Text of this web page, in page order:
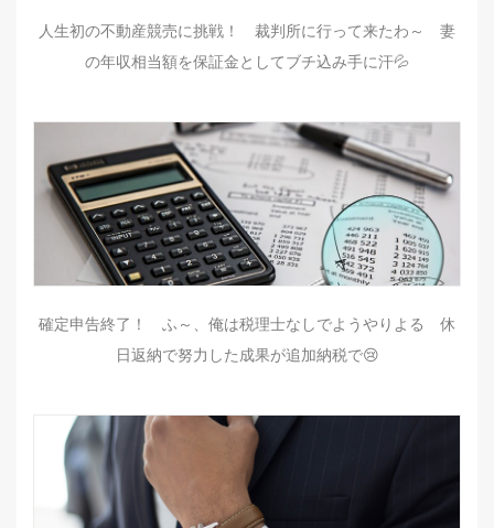
人生初の不動産競売に挑戦！ 裁判所に行って来たわ～ 妻
の年収相当額を保証金としてブチ込み手に汗💦
確定申告終了！ ふ～、俺は税理士なしでようやりよる 休
日返納で努力した成果が追加納税で😢